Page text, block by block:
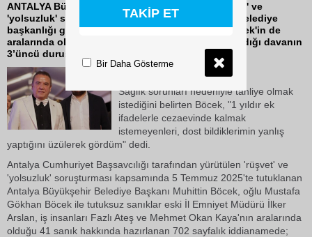
ANTALYA Büyükşehir Belediyesi'ne yönelik 'rüşvet' ve
'yolsuzluk' soruşturması kapsamında tutuklanıp belediye
başkanlığı görevinden uzaklaştırılan Muhittin Böcek'in de
aralarında olduğu 2’si tutuklu, 41 sanığın yargılandığı davanın
3’üncü duruşması başladı
Sağlık sorunları nedeniyle tahliye olmak
istediğini belirten Böcek, "1 yıldır ek
ifadelerle cezaevinde kalmak
istemeyenleri, dost bildiklerimin yanlış
yaptığını üzülerek gördüm" dedi.
Antalya Cumhuriyet Başsavcılığı tarafından yürütülen 'rüşvet' ve
'yolsuzluk' soruşturması kapsamında 5 Temmuz 2025'te tutuklanan
Antalya Büyükşehir Belediye Başkanı Muhittin Böcek, oğlu Mustafa
Gökhan Böcek ile tutuksuz sanıklar eski İl Emniyet Müdürü İlker
Arslan, iş insanları Fazlı Ateş ve Mehmet Okan Kaya'nın aralarında
olduğu 41 sanık hakkında hazırlanan 702 sayfalık iddianamede;
TAKİP ET
Bir Daha Gösterme